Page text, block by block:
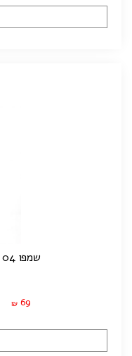
שמפו 04 נגד נשירה | 500 מ"ל
₪ 69